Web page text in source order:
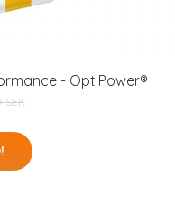
- OptiPower®
SEK